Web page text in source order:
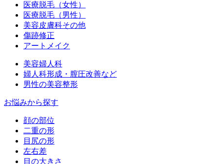
医療脱毛（女性）
医療脱毛（男性）
美容皮膚科その他
傷跡修正
アートメイク
美容婦人科
婦人科形成・膣圧改善など
男性の美容整形
お悩みから探す
顔の部位
二重の形
目尻の形
左右差
目の大きさ